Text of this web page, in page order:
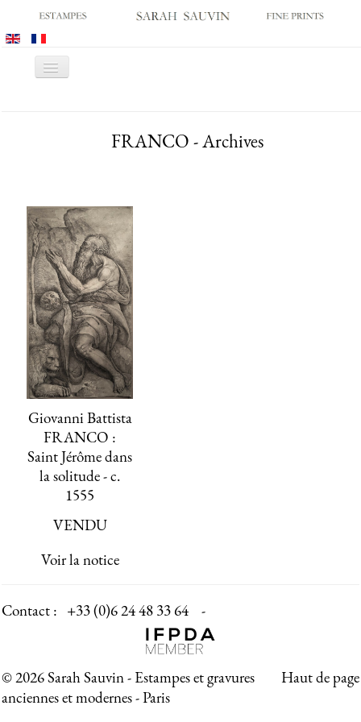
Basculer
GALERIE
ESTAMPES ANCIENNES
ESTAMPES MODERNES
ARCHIVES
ACHATS DES MUSÉES
CONTACT
FRANCO - Archives
Giovanni Battista
FRANCO :
Saint Jérôme dans
la solitude - c.
1555
VENDU
Voir la notice
Contact : +33 (0)6 24 48 33 64 -
Haut de page
© 2026 Sarah Sauvin - Estampes et gravures
anciennes et modernes - Paris